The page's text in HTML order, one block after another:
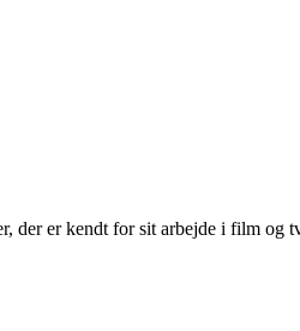
der er kendt for sit arbejde i film og